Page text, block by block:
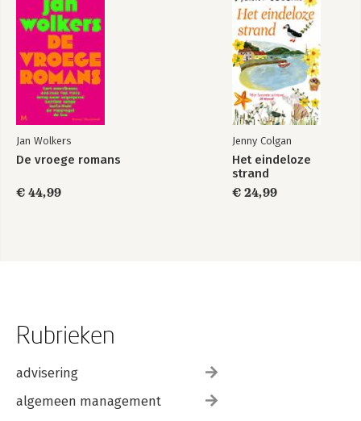
Jan Wolkers
De vroege romans
€ 44,99
Jenny Colgan
Het eindeloze
strand
€ 24,99
Rubrieken
advisering
algemeen management